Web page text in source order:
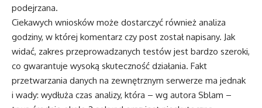
podejrzana.
Ciekawych wniosków może dostarczyć również analiza
godziny, w której komentarz czy post został napisany. Jak
widać, zakres przeprowadzanych testów jest bardzo szeroki,
co gwarantuje wysoką skuteczność działania. Fakt
przetwarzania danych na zewnętrznym serwerze ma jednak
i wady: wydłuża czas analizy, która – wg autora Sblam –